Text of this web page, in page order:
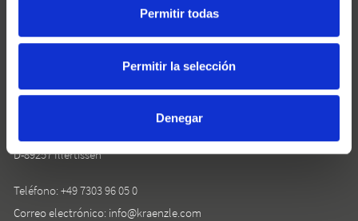
Permitir todas
Permitir la selección
Denegar
Josef Kränzle GmbH & Co. KG
D-89257 Illertissen
Teléfono:+49 7303 96 05 0
Correo electrónico: info@kraenzle.com